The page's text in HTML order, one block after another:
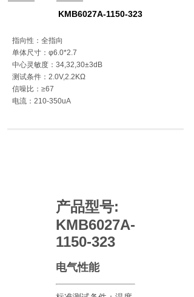
KMB6027A-1150-323
指向性：全指向
单体尺寸：φ6.0*2.7
中心灵敏度：34,32,30±3dB
测试条件：2.0V,2.2KΩ
信噪比：≥67
电流：210-350uA
产品型号:
KMB6027A-
1150-323
电气性能